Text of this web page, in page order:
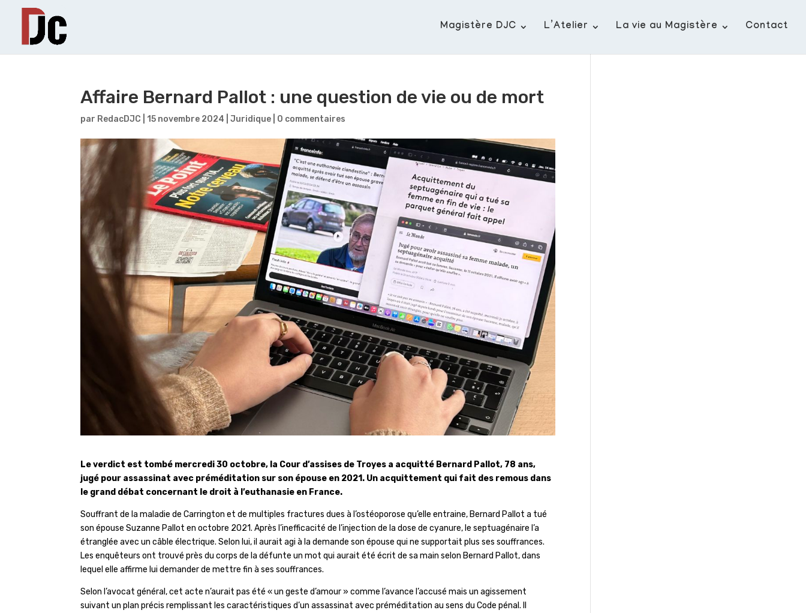
Magistère DJC L’Atelier La vie au Magistère Contact
Affaire Bernard Pallot : une question de vie ou de mort
par RedacDJC 15 novembre 2024 |Juridique 0 commentaires
Le verdict est tombé mercredi 30 octobre, la Cour d’assises de Troyes a acquitté Bernard Pallot, 78 ans,
jugé pour assassinat avec préméditation sur son épouse en 2021. Un acquittement qui fait des remous dans
le grand débat concernant le droit à l’euthanasie en France.
Souffrant de la maladie de Carrington et de multiples fractures dues à l’ostéoporose qu’elle entraine, Bernard Pallot a tué
son épouse Suzanne Pallot en octobre 2021. Après l’inefficacité de l’injection de la dose de cyanure, le septuagénaire l’a
étranglée avec un câble électrique. Selon lui, il aurait agi à la demande son épouse qui ne supportait plus ses souffrances.
Les enquêteurs ont trouvé près du corps de la défunte un mot qui aurait été écrit de sa main selon Bernard Pallot, dans
lequel elle affirme lui demander de mettre fin à ses souffrances.
Selon l’avocat général, cet acte n’aurait pas été « un geste d’amour » comme l’avance l’accusé mais un agissement
suivant un plan précis remplissant les caractéristiques d’un assassinat avec préméditation au sens du Code pénal. Il